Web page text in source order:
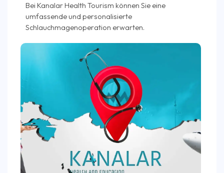
Bei Kanalar Health Tourism können Sie eine
umfassende und personalisierte
Schlauchmagenoperation erwarten.